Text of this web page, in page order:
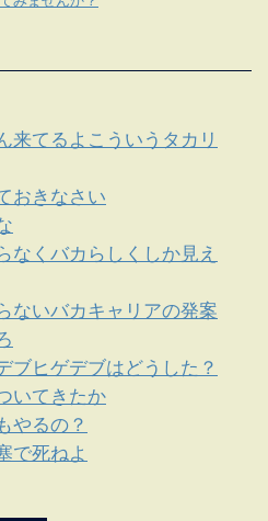
来てるよこういうタカリ
おきなさい
なくバカらしくしか見え
ないバカキャリアの発案
ブヒゲデブはどうした？
いてきたか
やるの？
で死ねよ